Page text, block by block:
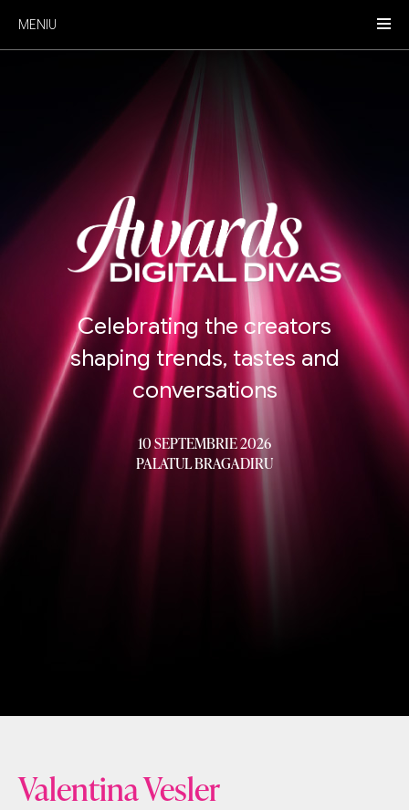
MENIU
Celebrating the creators
shaping trends, tastes and
conversations
10 SEPTEMBRIE 2026
PALATUL BRAGADIRU
Valentina Vesler